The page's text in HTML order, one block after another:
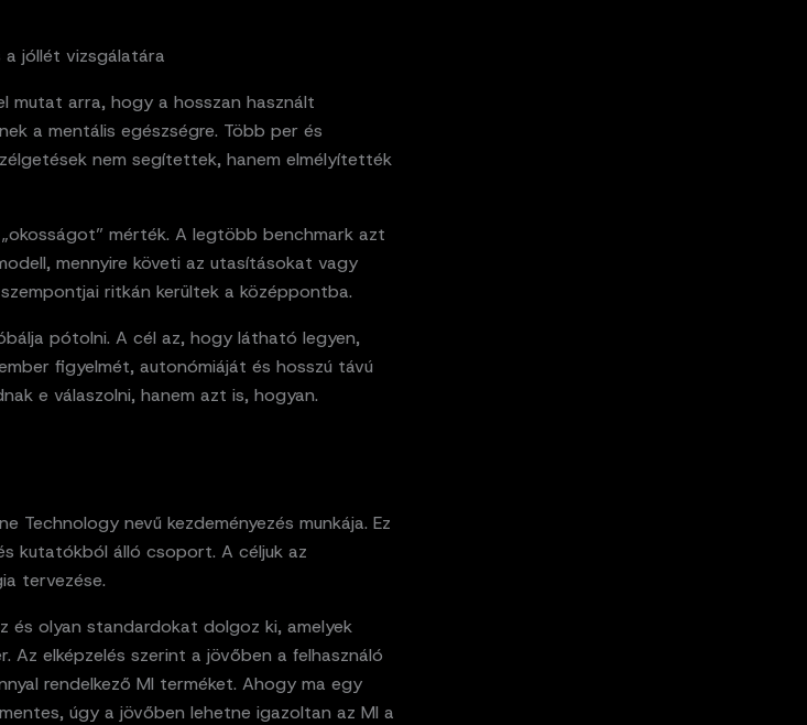
jóllét vizsgálatára
mutat arra, hogy a hosszan használt
a mentális egészségre. Több per és
nem segítettek, hanem elmélyítették
mérték. A legtöbb benchmark azt
mennyire követi az utasításokat vagy
ritkán kerültek a középpontba.
pótolni. A cél az, hogy látható legyen,
figyelmét, autonómiáját és hosszú távú
e válaszolni, hanem azt is, hogyan.
Technology nevű kezdeményezés munkája. Ez
kutatókból álló csoport. A céljuk az
tervezése.
és olyan standardokat dolgoz ki, amelyek
Az elképzelés szerint a jövőben a felhasználó
rendelkező MI terméket. Ahogy ma egy
úgy a jövőben lehetne igazoltan az MI a